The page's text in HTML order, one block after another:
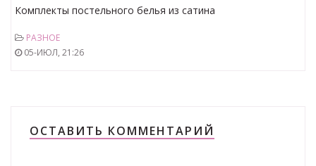
Комплекты постельного белья из сатина
РАЗНОЕ
05-ИЮЛ, 21:26
ОСТАВИТЬ КОММЕНТАРИЙ